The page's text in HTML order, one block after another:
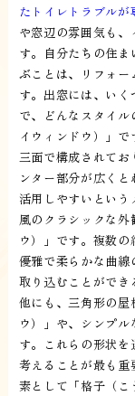
たトイレトラブルが
や窓辺の雰囲気も
す。自分たちの住
ぶことは、リフォー
す。出窓には、い
で、どんなスタイ
イウィンドウ）」
三面で構成されて
ンター部分が広く
活用しやすいとい
風のクラシックな
ウ）」です。複数の
優雅で柔らかな曲線
取り込むことがで
他にも、三角形の屋
ウ）」や、シンプ
す。これらの形状
考えることが最も
素として「格子（